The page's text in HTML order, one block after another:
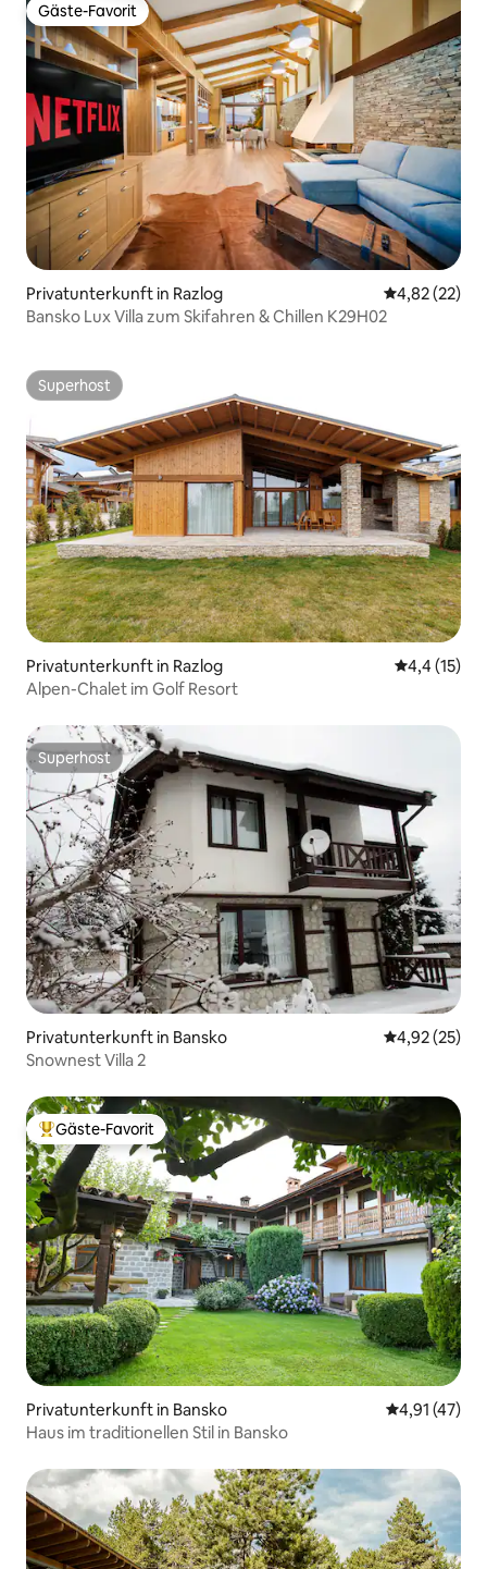
Gäste-Favorit
Gäste-Favorit
Privatunterkunft in Razlog
4,82 (22)
Bansko Lux Villa zum Skifahren & Chillen K29H02
Superhost
Superhost
Privatunterkunft in Razlog
4,4 (15)
Alpen-Chalet im Golf Resort
Superhost
Superhost
Privatunterkunft in Bansko
4,92 (25)
Snownest Villa 2
Beliebter Gäste-Favorit.
Gäste-Favorit
Privatunterkunft in Bansko
4,91 (47)
Haus im traditionellen Stil in Bansko